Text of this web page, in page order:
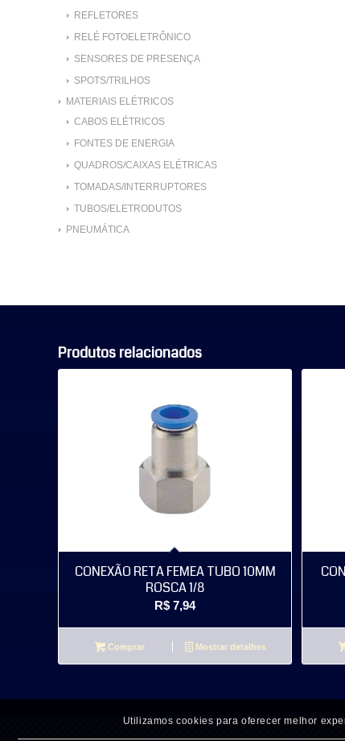
REFLETORES
RELÉ FOTOELETRÔNICO
SENSORES DE PRESENÇA
SPOTS/TRILHOS
MATERIAIS ELÉTRICOS
CABOS ELÉTRICOS
FONTES DE ENERGIA
QUADROS/CAIXAS ELÉTRICAS
TOMADAS/INTERRUPTORES
TUBOS/ELETRODUTOS
PNEUMÁTICA
Produtos relacionados
CONEXÃO RETA FEMEA TUBO 10MM
ROSCA 1/8
R$ 7,94
Comprar Mostrar detalhes
Utilizamos cookies para oferecer melhor